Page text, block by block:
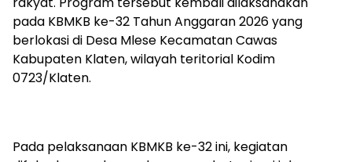
pada KBMKB ke-32 Tahun Anggaran 2026 yang
berlokasi di Desa Mlese Kecamatan Cawas
Kabupaten Klaten, wilayah teritorial Kodim
0723/Klaten.
Pada pelaksanaan KBMKB ke-32 ini, kegiatan